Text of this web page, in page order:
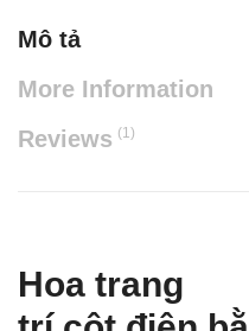
Mô tả
More Information
Reviews(1)
Hoa trang